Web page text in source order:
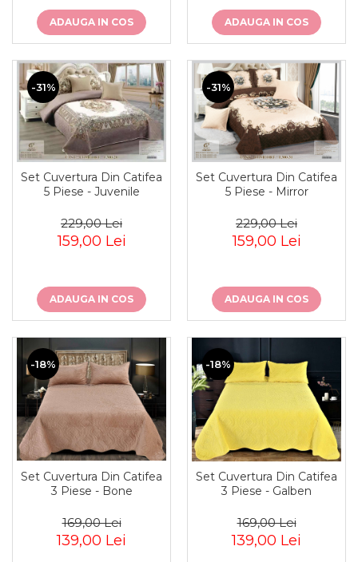
ADAUGA IN COS ADAUGA IN COS
-31%
Set Cuvertura Din Catifea
5 Piese - Juvenile
229,00 Lei
159,00 Lei
ADAUGA IN COS
-31%
Set Cuvertura Din Catifea
5 Piese - Mirror
229,00 Lei
159,00 Lei
ADAUGA IN COS
-18%
Set Cuvertura Din Catifea
3 Piese - Bone
169,00 Lei
139,00 Lei
-18%
Set Cuvertura Din Catifea
3 Piese - Galben
169,00 Lei
139,00 Lei